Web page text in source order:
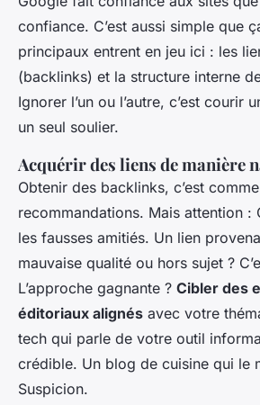
confiance. C’est aussi simple que
principaux entrent en jeu ici : les
(backlinks) et la structure interne
Ignorer l’un ou l’autre, c’est courir
un seul soulier.
Acquérir des liens de manière
Obtenir des backlinks, c’est
recommandations. Mais attention :
les fausses amitiés. Un lien
mauvaise qualité ou hors sujet ?
L’approche gagnante ? Cibler des
éditoriaux alignés avec votre
tech qui parle de votre outil
crédible. Un blog de cuisine qui le
Suspicion.